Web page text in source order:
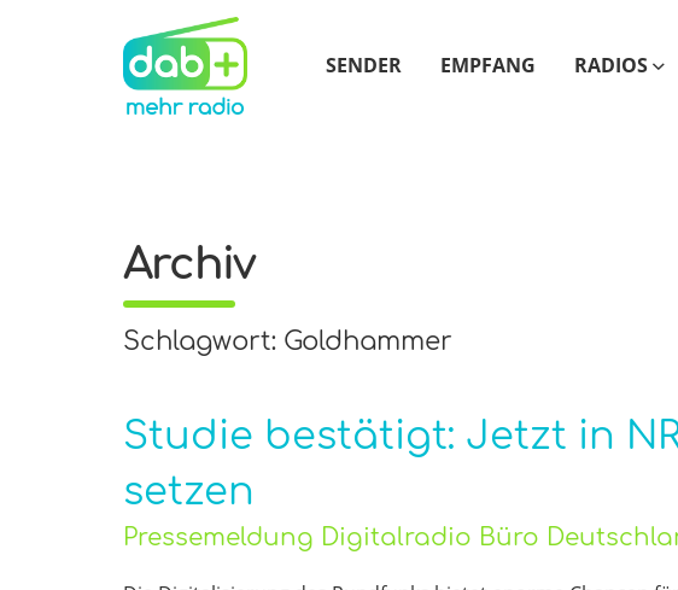
SENDER EMPFANG RADIOS
Archiv
Schlagwort: Goldhammer
Studie bestätigt: Jetzt in
setzen
Pressemeldung Digitalradio Büro